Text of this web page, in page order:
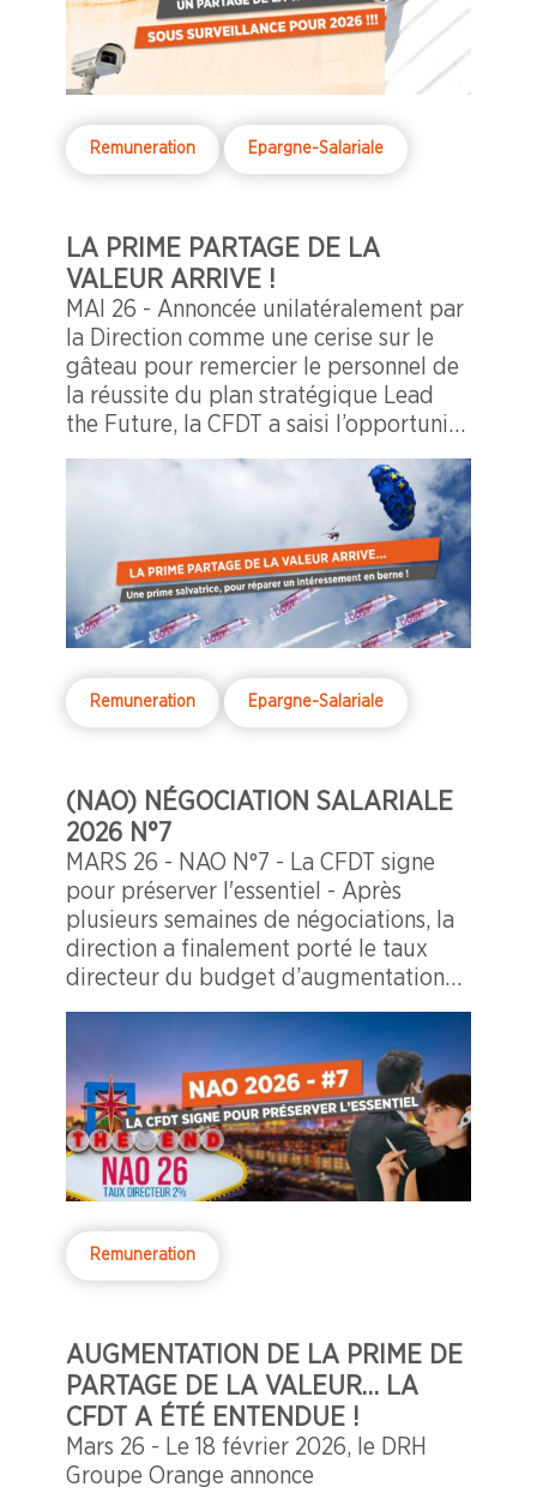
Remuneration Epargne-Salariale
LA PRIME PARTAGE DE LA
VALEUR ARRIVE !
MAI 26 - Annoncée unilatéralement par
la Direction comme une cerise sur le
gâteau pour remercier le personnel de
la réussite du plan stratégique Lead
the Future, la CFDT a saisi l’opportunité
de la Prime Partage de la Valeur pour
exiger une forme de compensation au
regard de l’effondrement des primes
Remuneration Epargne-Salariale
(NAO) NÉGOCIATION SALARIALE
2026 N°7
MARS 26 - NAO N°7 - La CFDT signe
pour préserver l'essentiel - Après
plusieurs semaines de négociations, la
direction a finalement porté le taux
directeur du budget d’augmentation
salariale à...
Remuneration
AUGMENTATION DE LA PRIME DE
PARTAGE DE LA VALEUR… LA
CFDT A ÉTÉ ENTENDUE !
Mars 26 - Le 18 février 2026, le DRH
Groupe Orange annonce